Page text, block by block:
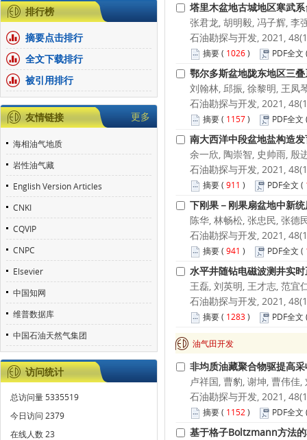
塔里木盆地古城地区寒武
张君龙, 胡明毅, 冯子辉, 李
石油勘探与开发, 2021,
摘要( 1026) PDF全文
鄂尔多斯盆地陇东地区三
刘翰林, 邱振, 徐黎明, 王凤
石油勘探与开发, 2021,
摘要( 1157) PDF全文
南大西洋中段盆地盐构造
余一欣, 陶崇智, 史帅雨, 殷
石油勘探与开发, 2021,
摘要( 911 ) PDF全文 (
下刚果－刚果扇盆地中新
陈华, 林畅松, 张忠民, 张德
石油勘探与开发, 2021,
摘要( 941 ) PDF全文 (
水平井随钻电磁波测井实
王磊, 刘英明, 王才志, 范宜
石油勘探与开发, 2021,
摘要( 1283) PDF全文
油气田开发
非均质油藏聚合物驱提高
卢祥国, 曹豹, 谢坤, 曹伟佳
石油勘探与开发, 2021,
摘要( 1152 ) PDF全文
基于格子Boltzmann方法
排行榜
摘要点击排行
全文下载排行
被引用排行
友情链接 更多
海相油气地质
岩性油气藏
English Version Articles
CNKI
CQVIP
CNPC
Elsevier
中国知网
维普数据库
中国石油天然气集团
访问统计
总访问量5335519
今日访问 2379
在线人数 23